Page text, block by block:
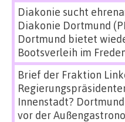
Diakonie sucht
Diakonie Dortmund
Dortmund bietet
Bootsverleih im
Brief der Fraktion
Innenstadt?
vor der